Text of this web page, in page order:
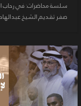
سلسة محاضرات: في رحاب
صفر تقديم الشيخ